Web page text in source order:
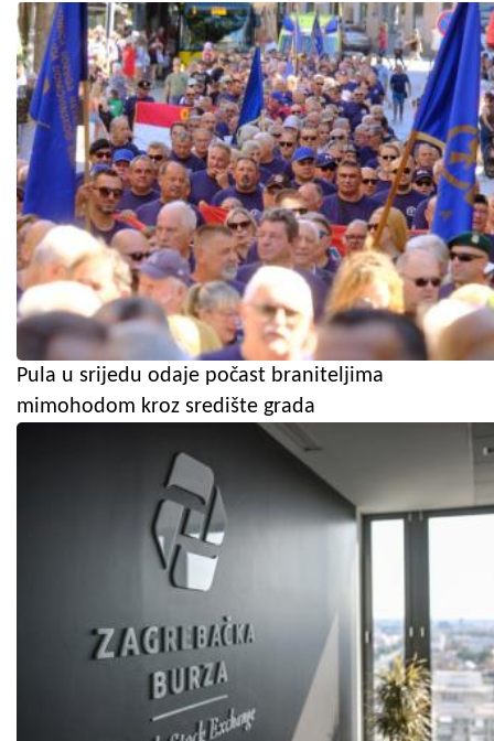
Pula u srijedu odaje počast braniteljima
mimohodom kroz središte grada